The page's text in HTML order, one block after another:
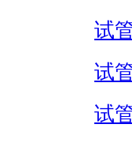
试
试
试